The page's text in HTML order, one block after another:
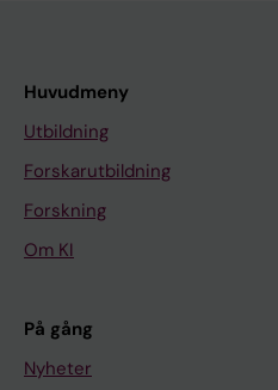
Huvudmeny
Utbildning
Forskarutbildning
Forskning
Om KI
På gång
Nyheter